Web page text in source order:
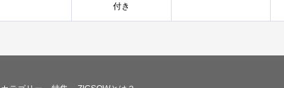
付き